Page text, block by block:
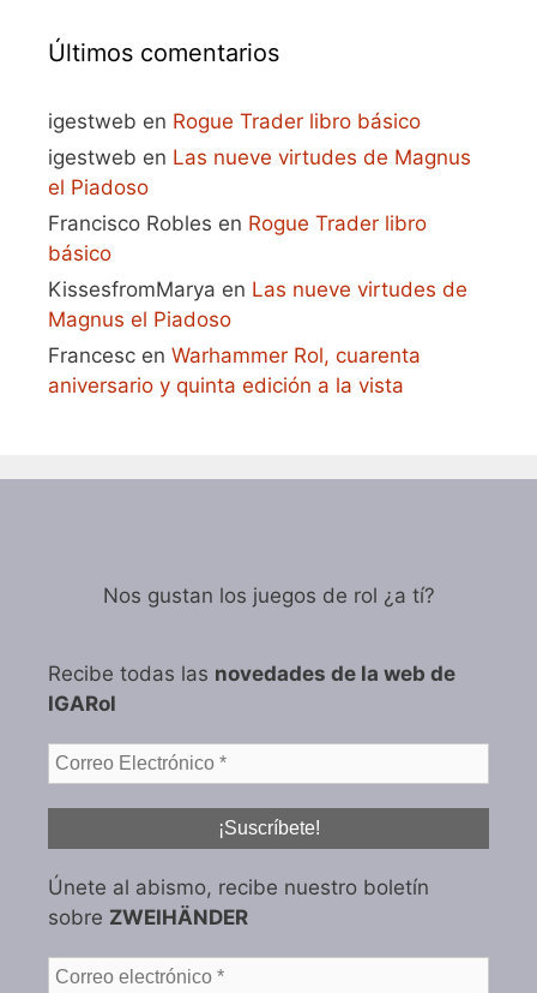
Últimos comentarios
igestweb en Rogue Trader libro básico
igestweb en Las nueve virtudes de Magnus
el Piadoso
Francisco Robles en Rogue Trader libro
básico
KissesfromMarya en Las nueve virtudes de
Magnus el Piadoso
Francesc en Warhammer Rol, cuarenta
aniversario y quinta edición a la vista
Nos gustan los juegos de rol ¿a tí?
Recibe todas las novedades de la web de
IGARol
Únete al abismo, recibe nuestro boletín
sobre ZWEIHÄNDER